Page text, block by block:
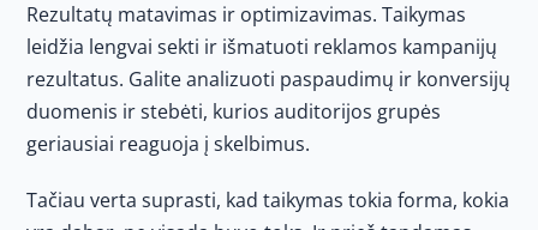
Rezultatų matavimas ir optimizavimas. Taikymas
leidžia lengvai sekti ir išmatuoti reklamos kampanijų
rezultatus. Galite analizuoti paspaudimų ir konversijų
duomenis ir stebėti, kurios auditorijos grupės
geriausiai reaguoja į skelbimus.
Tačiau verta suprasti, kad taikymas tokia forma, kokia